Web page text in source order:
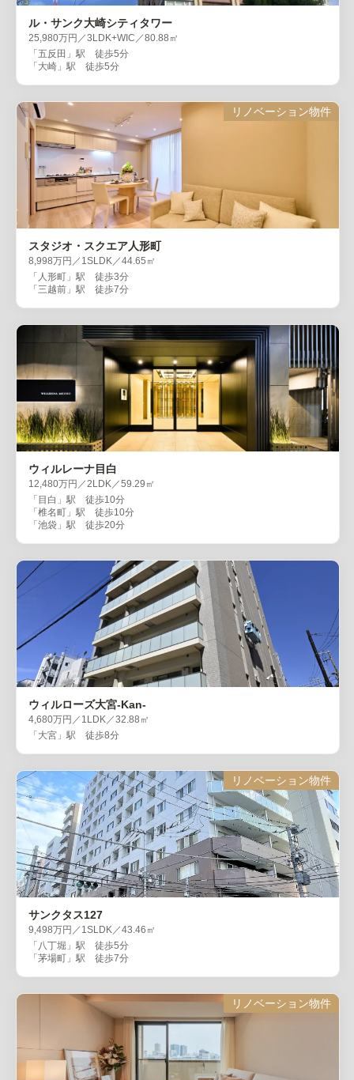
ル・サンク大崎シティタワー
25,980万円／3LDK+WIC／80.88㎡
「五反田」駅 徒歩5分
「大崎」駅 徒歩5分
リノベーション物件
スタジオ・スクエア人形町
8,998万円／1SLDK／44.65㎡
「人形町」駅 徒歩3分
「三越前」駅 徒歩7分
ウィルレーナ目白
12,480万円／2LDK／59.29㎡
「目白」駅 徒歩10分
「椎名町」駅 徒歩10分
「池袋」駅 徒歩20分
ウィルローズ大宮-Kan-
4,680万円／1LDK／32.88㎡
「大宮」駅 徒歩8分
リノベーション物件
サンクタス127
9,498万円／1SLDK／43.46㎡
「八丁堀」駅 徒歩5分
「茅場町」駅 徒歩7分
リノベーション物件